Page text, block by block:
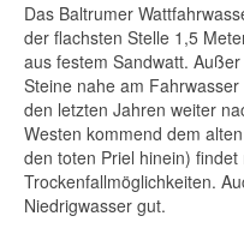
Das Baltrumer
der flachsten Stelle 1,5
aus festem Sandwatt.
Steine nahe am
den letzten Jahren weiter
Westen kommend dem
den toten Priel hinein)
Trockenfallmöglichkeiten.
Niedrigwasser gut.